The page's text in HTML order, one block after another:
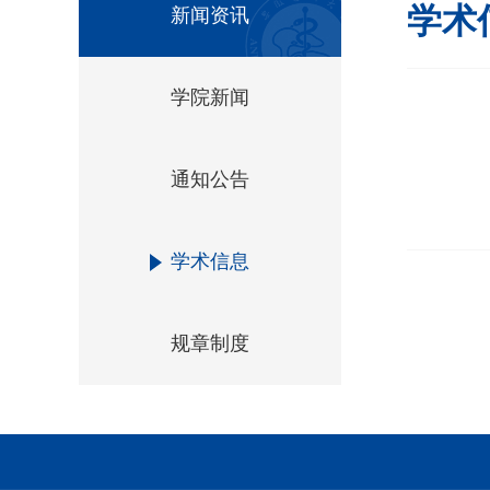
新闻资讯
学院新闻
通知公告
学术信息
规章制度
学术